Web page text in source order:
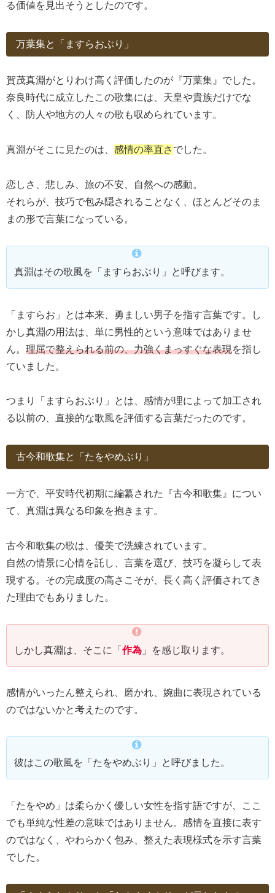
る価値を見出そうとしたのです。
万葉集と「ますらおぶり」
賀茂真淵がとりわけ高く評価したのが『万葉集』でした。
奈良時代に成立したこの歌集には、天皇や貴族だけでな
く、防人や地方の人々の歌も収められています。
真淵がそこに見たのは、 感情の率直さ でした。
恋しさ、悲しみ、旅の不安、自然への感動。
それらが、技巧で包み隠されることなく、ほとんどそのま
まの形で言葉になっている。
真淵はその歌風を「ますらおぶり」と呼びます。
「ますらお」とは本来、勇ましい男子を指す言葉です。し
かし真淵の用法は、単に男性的という意味ではありませ
ん。 理屈で整えられる前の、力強くまっすぐな表現を指し
ていました。
つまり「ますらおぶり」とは、感情が理によって加工され
る以前の、直接的な歌風を評価する言葉だったのです。
古今和歌集と「たをやめぶり」
一方で、平安時代初期に編纂された『古今和歌集』につい
て、真淵は異なる印象を抱きます。
古今和歌集の歌は、優美で洗練されています。
自然の情景に心情を託し、言葉を選び、技巧を凝らして表
現する。その完成度の高さこそが、長く高く評価されてき
た理由でもありました。
しかし真淵は、そこに「 作為 」を感じ取ります。
感情がいったん整えられ、磨かれ、婉曲に表現されている
のではないかと考えたのです。
彼はこの歌風を「たをやめぶり」と呼びました。
「たをやめ」は柔らかく優しい女性を指す語ですが、ここ
でも単純な性差の意味ではありません。感情を直接に表す
のではなく、やわらかく包み、整えた表現様式を示す言葉
でした。